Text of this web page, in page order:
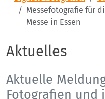
Messefotografie für
Messe in Essen
Aktuelles
Aktuelle
Fotografien und